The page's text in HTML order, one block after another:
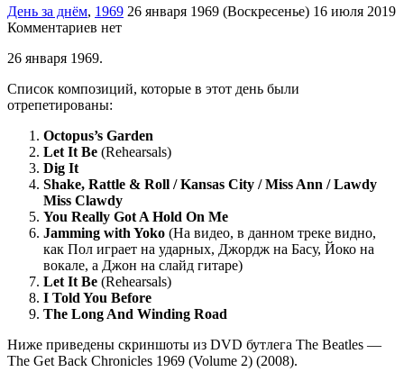
День за днём, 1969 26 января 1969 (Воскресенье) 16 июля 2019
Комментариев нет
26 января 1969.
Список композиций, которые в этот день были
отрепетированы:
Octopus’s Garden
Let It Be (Rehearsals)
Dig It
Shake, Rattle & Roll / Kansas City / Miss Ann / Lawdy
Miss Clawdy
You Really Got A Hold On Me
Jamming with Yoko (На видео, в данном треке видно,
как Пол играет на ударных, Джордж на Басу, Йоко на
вокале, а Джон на слайд гитаре)
Let It Be (Rehearsals)
I Told You Before
The Long And Winding Road
Ниже приведены скриншоты из DVD бутлега The Beatles —
The Get Back Chronicles 1969 (Volume 2) (2008).